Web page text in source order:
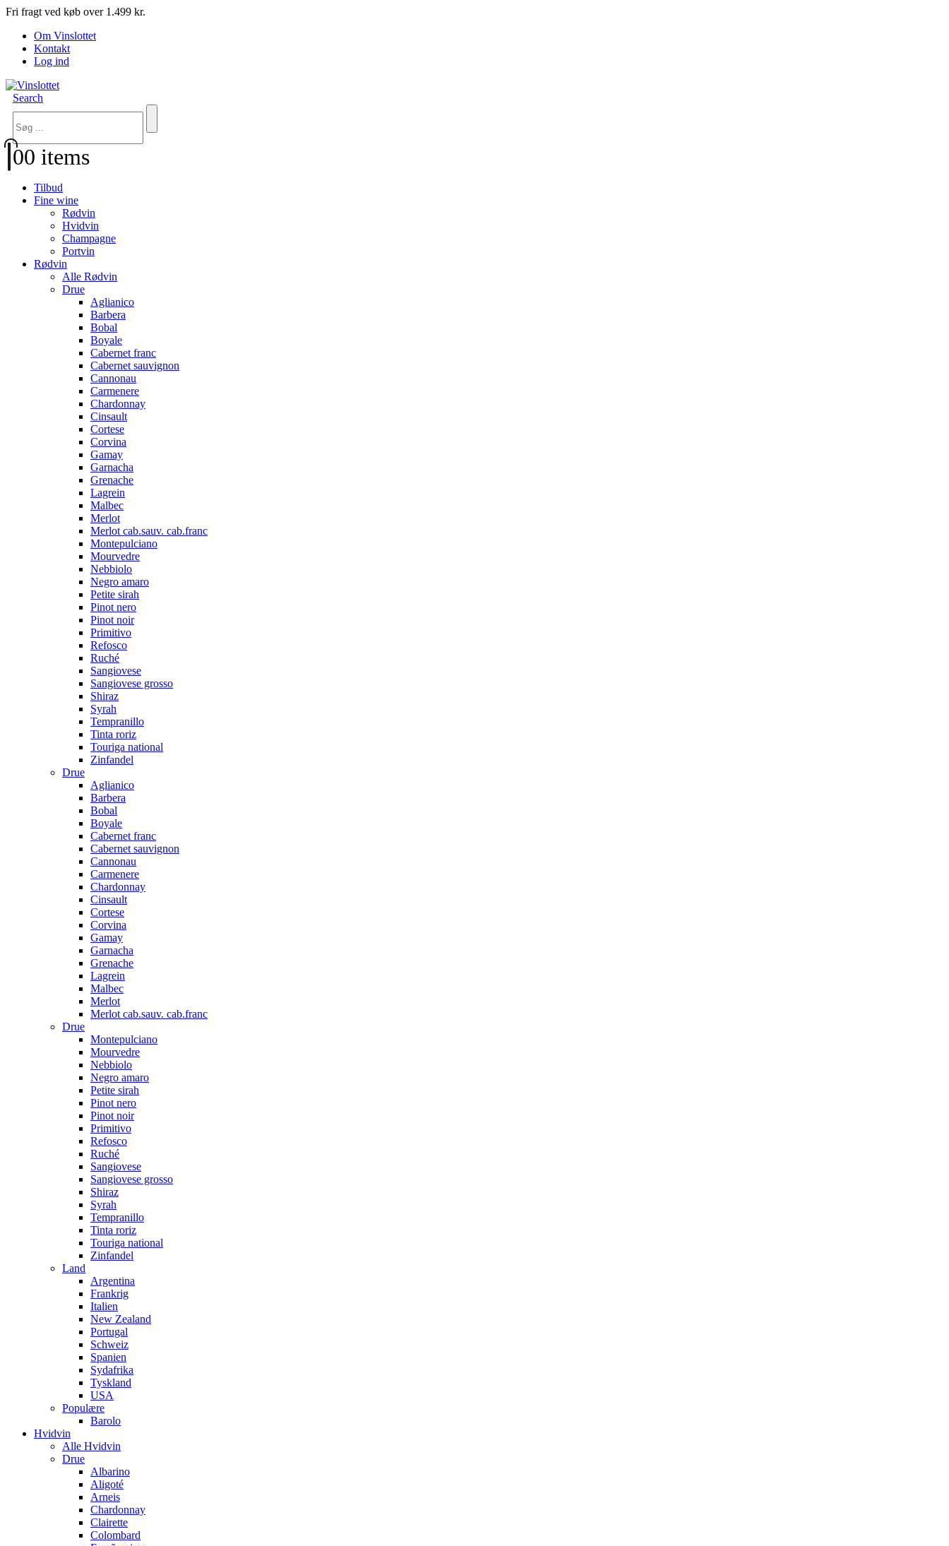
Fri fragt ved køb over 1.499 kr.
Om Vinslottet
Kontakt
Log ind
Search
00 items
Tilbud
Fine wine
Rødvin
Hvidvin
Champagne
Portvin
Rødvin
Alle Rødvin
Drue
Aglianico
Barbera
Bobal
Boyale
Cabernet franc
Cabernet sauvignon
Cannonau
Carmenere
Chardonnay
Cinsault
Cortese
Corvina
Gamay
Garnacha
Grenache
Lagrein
Malbec
Merlot
Merlot cab.sauv. cab.franc
Montepulciano
Mourvedre
Nebbiolo
Negro amaro
Petite sirah
Pinot nero
Pinot noir
Primitivo
Refosco
Ruché
Sangiovese
Sangiovese grosso
Shiraz
Syrah
Tempranillo
Tinta roriz
Touriga national
Zinfandel
Drue
Aglianico
Barbera
Bobal
Boyale
Cabernet franc
Cabernet sauvignon
Cannonau
Carmenere
Chardonnay
Cinsault
Cortese
Corvina
Gamay
Garnacha
Grenache
Lagrein
Malbec
Merlot
Merlot cab.sauv. cab.franc
Drue
Montepulciano
Mourvedre
Nebbiolo
Negro amaro
Petite sirah
Pinot nero
Pinot noir
Primitivo
Refosco
Ruché
Sangiovese
Sangiovese grosso
Shiraz
Syrah
Tempranillo
Tinta roriz
Touriga national
Zinfandel
Land
Argentina
Frankrig
Italien
New Zealand
Portugal
Schweiz
Spanien
Sydafrika
Tyskland
USA
Populære
Barolo
Hvidvin
Alle Hvidvin
Drue
Albarino
Aligoté
Arneis
Chardonnay
Clairette
Colombard